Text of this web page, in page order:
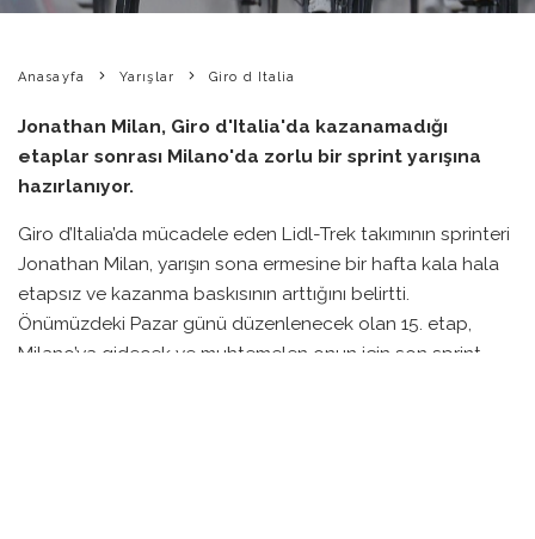
Anasayfa Yarışlar Giro d Italia
Jonathan Milan, Giro d'Italia'da kazanamadığı
etaplar sonrası Milano'da zorlu bir sprint yarışına
hazırlanıyor.
Giro d’Italia’da mücadele eden Lidl-Trek takımının sprinteri
Jonathan Milan, yarışın sona ermesine bir hafta kala hala
etapsız ve kazanma baskısının arttığını belirtti.
Önümüzdeki Pazar günü düzenlenecek olan 15. etap,
Milano’ya gidecek ve muhtemelen onun için son sprint